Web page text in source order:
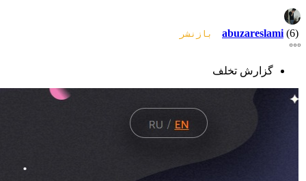
abuzareslami (6) بازنشر
گزارش تخلف